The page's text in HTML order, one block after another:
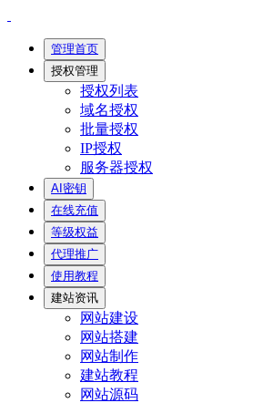
管理首页
授权管理
授权列表
域名授权
批量授权
IP授权
服务器授权
AI密钥
在线充值
等级权益
代理推广
使用教程
建站资讯
网站建设
网站搭建
网站制作
建站教程
网站源码